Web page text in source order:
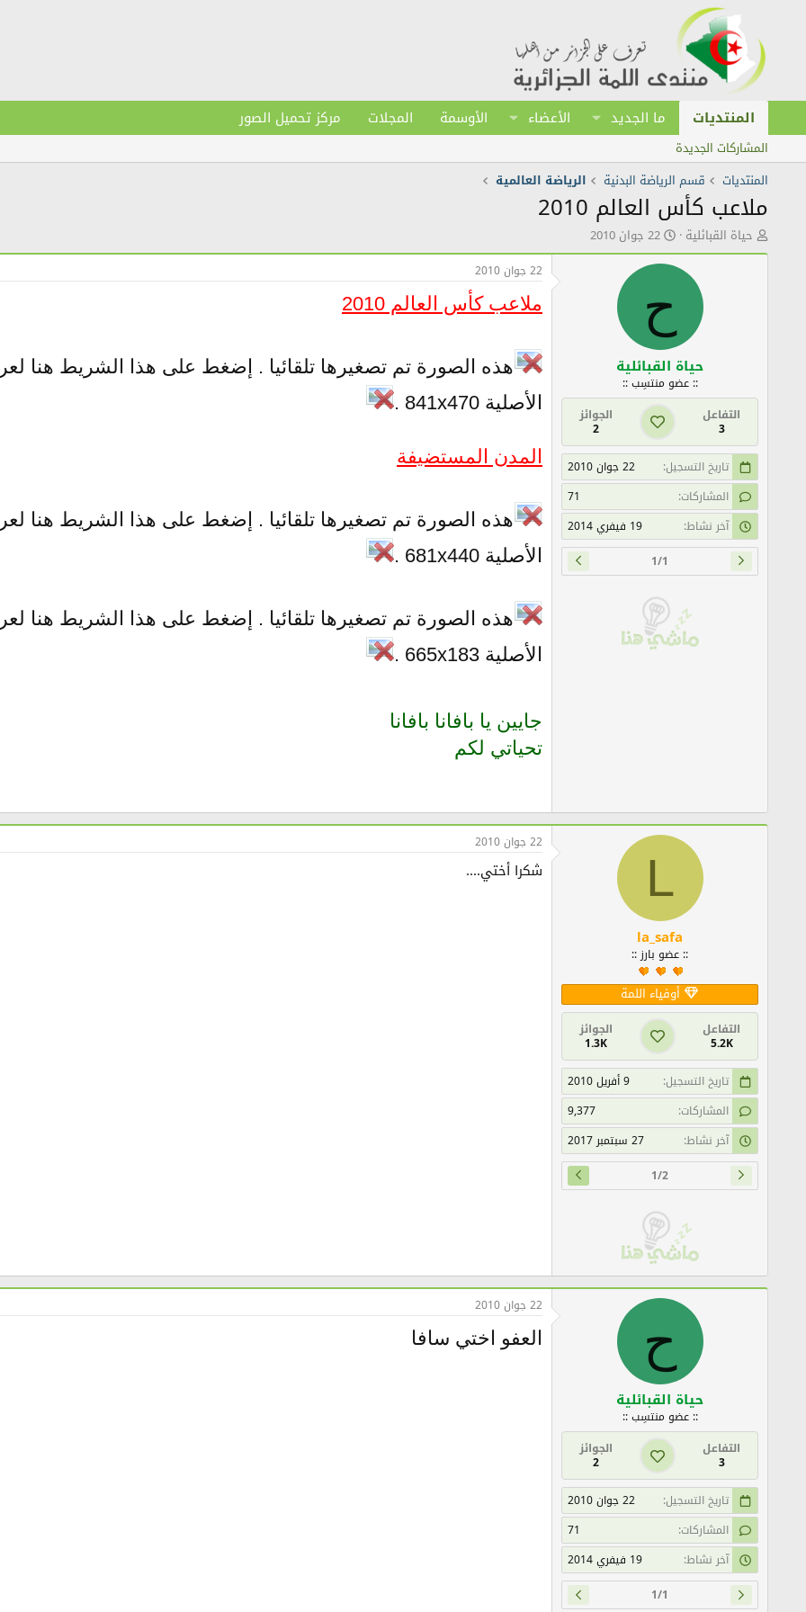
المنتديات ما الجديد الأعضاء الأوسمة المجلات مركز تحميل الصور
المشاركات الجديدة
المنتديات
قسم الرياضة البدنية الرياضة العالمية
ملاعب كأس العالم 2010
ك
ا
ع
حياة القبائلية ت
ا
ر
خ
ا
ل
ن
ش
ر
22 جوان 2010
ح
حياة القبائلية
:: عضو منتسِب ::
التفاعل
3
الجوائز
2
تاريخ التسجيل
22 جوان 2010
المشاركات
71
آخر نشاط
19 فيفري 2014
1/1
22 جوان 2010
ملاعب كأس العالم 2010
هذه الصورة تم تصغيرها تلقائيا . إضغط على هذا الشريط هنا
الأصلية 841x470 .
المدن المستضيفة
هذه الصورة تم تصغيرها تلقائيا . إضغط على هذا الشريط هنا
الأصلية 681x440 .
هذه الصورة تم تصغيرها تلقائيا . إضغط على هذا الشريط هنا
الأصلية 665x183 .
جايين يا بافانا بافانا
تحياتي لكم
L
la_safa
:: عضو بارز ::
أوفياء اللمة
التفاعل
5.2K
الجوائز
1.3K
تاريخ التسجيل
9 أفريل 2010
المشاركات
9,377
آخر نشاط
27 سبتمبر 2017
1/2
22 جوان 2010
شكرا أختي....
ح
حياة القبائلية
:: عضو منتسِب ::
التفاعل
3
الجوائز
2
تاريخ التسجيل
22 جوان 2010
المشاركات
71
آخر نشاط
19 فيفري 2014
1/1
22 جوان 2010
العفو اختي سافا